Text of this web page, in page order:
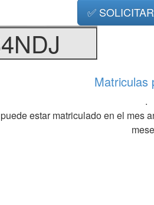
✅
Matriculas
.
estar matriculado en el mes